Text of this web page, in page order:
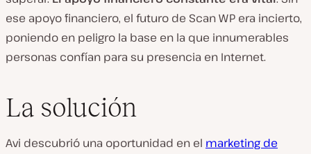
ese apoyo financiero, el futuro de Scan WP era incierto,
poniendo en peligro la base en la que innumerables
personas confían para su presencia en Internet.
La solución
Avi descubrió una oportunidad en el marketing de